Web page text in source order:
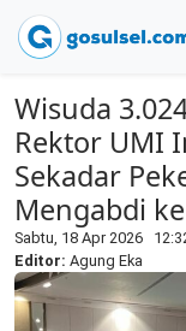
Wisuda
Rektor UMI
Sekadar
Mengabdi
Sabtu, 18 Apr 2026
Editor: Agung Eka